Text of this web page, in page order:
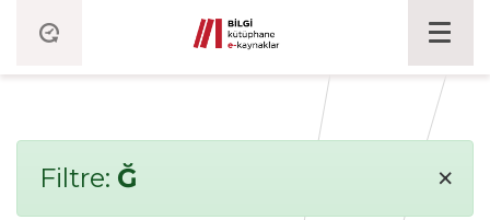
Filtre: Ğ ×